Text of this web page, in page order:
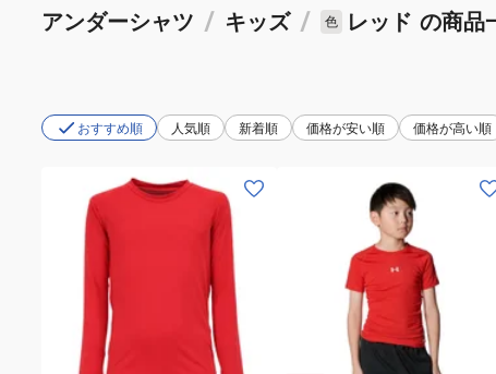
アンダーシャツ / キッズ / 色 レッド の商品
おすすめ順 人気順 新着順 価格が安い順 価格が高い順